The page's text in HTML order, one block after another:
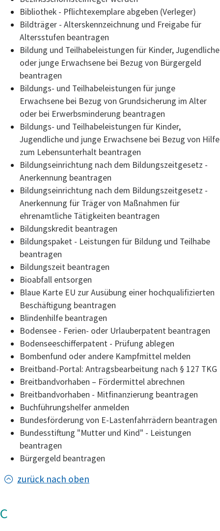
Bibliothek - Pflichtexemplare abgeben (Verleger)
Bildträger - Alterskennzeichnung und Freigabe für
Altersstufen beantragen
Bildung und Teilhabeleistungen für Kinder, Jugendliche
oder junge Erwachsene bei Bezug von Bürgergeld
beantragen
Bildungs- und Teilhabeleistungen für junge
Erwachsene bei Bezug von Grundsicherung im Alter
oder bei Erwerbsminderung beantragen
Bildungs- und Teilhabeleistungen für Kinder,
Jugendliche und junge Erwachsene bei Bezug von Hilfe
zum Lebensunterhalt beantragen
Bildungseinrichtung nach dem Bildungszeitgesetz -
Anerkennung beantragen
Bildungseinrichtung nach dem Bildungszeitgesetz -
Anerkennung für Träger von Maßnahmen für
ehrenamtliche Tätigkeiten beantragen
Bildungskredit beantragen
Bildungspaket - Leistungen für Bildung und Teilhabe
beantragen
Bildungszeit beantragen
Bioabfall entsorgen
Blaue Karte EU zur Ausübung einer hochqualifizierten
Beschäftigung beantragen
Blindenhilfe beantragen
Bodensee - Ferien- oder Urlauberpatent beantragen
Bodenseeschifferpatent - Prüfung ablegen
Bombenfund oder andere Kampfmittel melden
Breitband-Portal: Antragsbearbeitung nach § 127 TKG
Breitbandvorhaben – Fördermittel abrechnen
Breitbandvorhaben - Mitfinanzierung beantragen
Buchführungshelfer anmelden
Bundesförderung von E-Lastenfahrrädern beantragen
Bundesstiftung "Mutter und Kind" - Leistungen
beantragen
Bürgergeld beantragen
zurück nach oben
C